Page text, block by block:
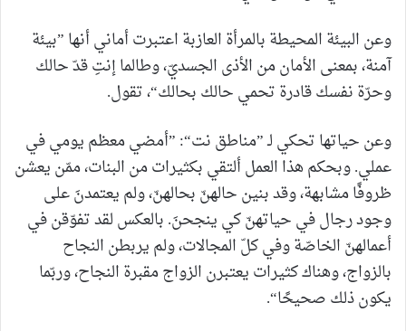
وعن البيئة المحيطة بالمرأة العازبة اعتبرت أماني أنها ”بيئة
آمنة، بمعنى الأمان من الأذى الجسديّ، وطالما إنتِ قدّ حالك
وحرّة نفسك قادرة تحمي حالك بحالك“، تقول.
وعن حياتها تحكي لـ ”مناطق نت“: ”أمضي معظم يومي في
عملي. وبحكم هذا العمل ألتقي بكثيرات من البنات، ممّن يعشن
ظروفًا مشابهة، وقد بنين حالهنّ بحالهنّ، ولم يعتمدنَ على
وجود رجال في حياتهنّ كي ينجحنَ. بالعكس لقد تفوّقن في
أعمالهنّ الخاصّة وفي كلّ المجالات، ولم يربطن النجاح
بالزواج، وهناك كثيرات يعتبرن الزواج مقبرة النجاح، وربّما
يكون ذلك صحيحًا“.